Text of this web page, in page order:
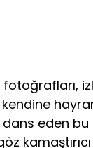
fotoğrafları,
eden